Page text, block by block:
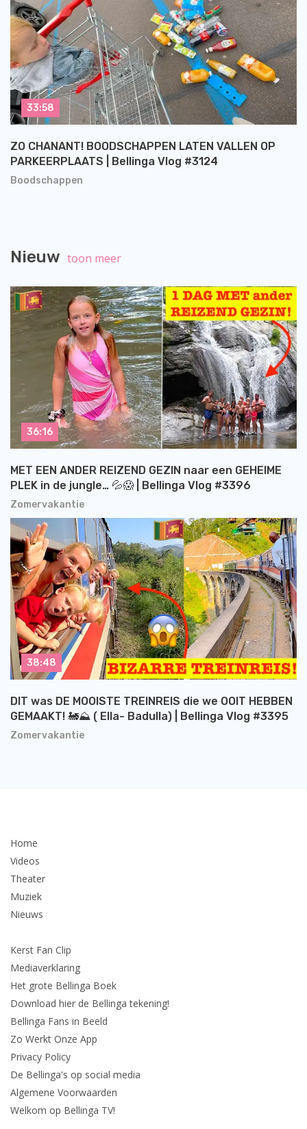
Boodschappen
ZO CHANANT! BOODSCHAPPEN LATEN VALLEN OP
PARKEERPLAATS | Bellinga Vlog #3124
33:58
Nieuw toon meer
Zomervakantie
MET EEN ANDER REIZEND GEZIN naar een GEHEIME
PLEK in de jungle… 💦😱 | Bellinga Vlog #3396
36:16
Zomervakantie
DIT was DE MOOISTE TREINREIS die we OOIT HEBBEN
GEMAAKT! 🚂⛰️ ( Ella- Badulla) | Bellinga Vlog #3395
38:48
Home
Videos
Theater
Muziek
Nieuws
Kerst Fan Clip
Mediaverklaring
Het grote Bellinga Boek
Download hier de Bellinga tekening!
Bellinga Fans in Beeld
Zo Werkt Onze App
Privacy Policy
De Bellinga's op social media
Algemene Voorwaarden
Welkom op Bellinga TV!